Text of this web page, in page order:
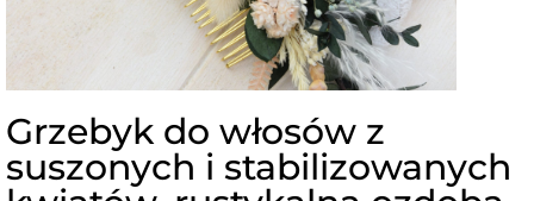
Grzebyk do włosów z
suszonych i stabilizowanych